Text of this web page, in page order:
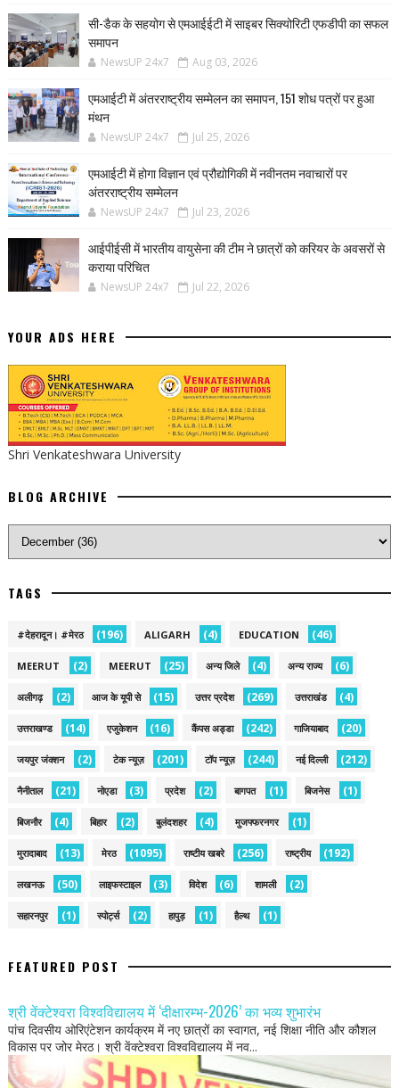
सी-डैक के सहयोग से एमआईईटी में साइबर सिक्योरिटी एफडीपी का सफल
समापन
NewsUP 24x7 Aug 03, 2026
एमआईटी में अंतरराष्ट्रीय सम्मेलन का समापन, 151 शोध पत्रों पर हुआ
मंथन
NewsUP 24x7 Jul 25, 2026
एमआईटी में होगा विज्ञान एवं प्रौद्योगिकी में नवीनतम नवाचारों पर
अंतरराष्ट्रीय सम्मेलन
NewsUP 24x7 Jul 23, 2026
आईपीईसी में भारतीय वायुसेना की टीम ने छात्रों को करियर के अवसरों से
कराया परिचित
NewsUP 24x7 Jul 22, 2026
YOUR ADS HERE
Shri Venkateshwara University
BLOG ARCHIVE
TAGS
#देहरादून। #मेरठ (196) ALIGARH (4) EDUCATION (46)
MEERUT (2) MEERUT (25) अन्य जिले (4) अन्य राज्य (6)
अलीगढ़ (2) आज के यूपी से (15) उत्तर प्रदेश (269) उत्तराखंड (4)
उत्तराखण्ड (14) एजुकेशन (16) कैंपस अड्डा (242) गाजियाबाद (20)
जयपुर जंक्शन (2) टेक न्यूज़ (201) टॉप न्यूज़ (244) नई द‍िल्ली (212)
नैनीताल (21) नोएडा (3) प्रदेश (2) बागपत (1) बिजनेस (1)
बिजनौर (4) बिहार (2) बुलंदशहर (4) मुजफ्फरनगर (1)
मुरादाबाद (13) मेरठ (1095) राष्टीय खबरे (256) राष्ट्रीय (192)
लखनऊ (50) लाइफस्टाइल (3) विदेश (6) शामली (2)
सहारनपुर (1) स्पोर्ट्स (2) हापुड़ (1) हैल्थ (1)
FEATURED POST
श्री वेंक्टेश्वरा विश्वविद्यालय में ‘दीक्षारम्भ-2026’ का भव्य शुभारंभ
पांच दिवसीय ओरिएंटेशन कार्यक्रम में नए छात्रों का स्वागत, नई शिक्षा नीति और कौशल
विकास पर जोर मेरठ। श्री वेंक्टेश्वरा विश्वविद्यालय में नव...